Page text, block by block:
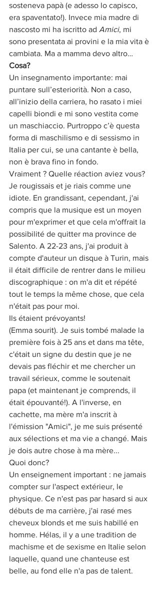
sosteneva papà (e adesso lo capisco,
era spaventato!). Invece mia madre di
nascosto mi ha iscritto ad Amici, mi
sono presentata ai provini e la mia vita è
cambiata. Ma a mamma devo altro…
Cosa?
Un insegnamento importante: mai
puntare sull’esteriorità. Non a caso,
all’inizio della carriera, ho rasato i miei
capelli biondi e mi sono vestita come
un maschiaccio. Purtroppo c’è questa
forma di maschilismo e di sessismo in
Italia per cui, se una cantante è bella,
non è brava fino in fondo.
Vraiment ? Quelle réaction aviez vous?
Je rougissais et je riais comme une
idiote. En grandissant, cependant, j'ai
compris que la musique est un moyen
pour m'exprimer et que cela m'offrait la
possibilité de quitter ma province de
Salento. A 22-23 ans, j'ai produit à
compte d'auteur un disque à Turin, mais
il était difficile de rentrer dans le milieu
discographique : on m'a dit et répété
tout le temps la même chose, que cela
n'était pas pour moi.
Ils étaient prévoyants!
(Emma sourit). Je suis tombé malade la
première fois à 25 ans et dans ma tête,
c'était un signe du destin que je ne
devais pas fléchir et me chercher un
travail sérieux, comme le soutenait
papa (et maintenant je comprends, il
était épouvanté!). A l'inverse, en
cachette, ma mère m'a inscrit à
l'émission "Amici", je me suis présenté
aux sélections et ma vie a changé. Mais
je dois autre chose à ma mère...
Quoi donc?
Un enseignement important : ne jamais
compter sur l'aspect extérieur, le
physique. Ce n'est pas par hasard si aux
débuts de ma carrière, j'ai rasé mes
cheveux blonds et me suis habillé en
homme. Hélas, il y a une tradition de
machisme et de sexisme en Italie selon
laquelle, quand une chanteuse est
belle, au fond elle n'a pas de talent.